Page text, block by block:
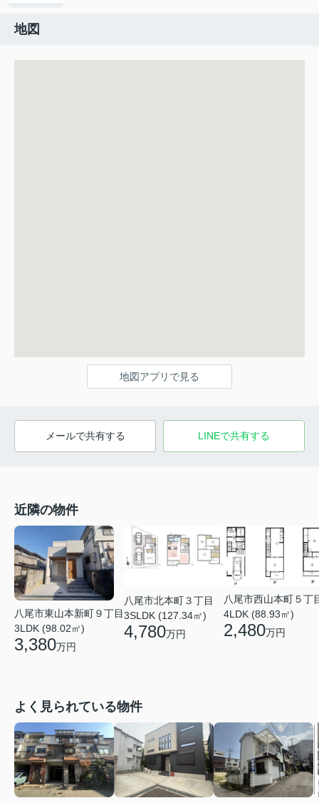
地図
地図アプリで見る
メールで共有する LINEで共有する
近隣の物件
八尾市東山本新町９丁目
3LDK (98.02㎡)
3,380万円
八尾市北本町３丁目
3SLDK (127.34㎡)
4,780万円
八尾市西山本町５丁
4LDK (88.93㎡)
2,480万円
よく見られている物件